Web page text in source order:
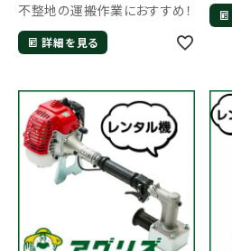
不整地の運搬作業におすすめ！
詳細を見る